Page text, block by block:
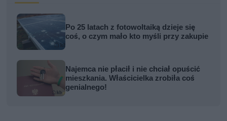
Po 25 latach z fotowoltaiką dzieje się
coś, o czym mało kto myśli przy zakupie
Najemca nie płacił i nie chciał opuścić
mieszkania. Właścicielka zrobiła coś
genialnego!